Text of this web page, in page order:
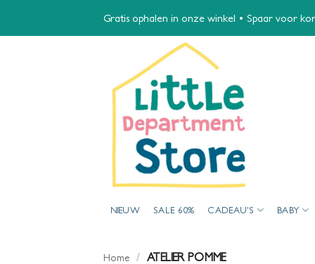
Gratis ophalen in onze winkel • Spaar voor
NIEUW SALE 60% CADEAU’S BABY
Home / ATELIER POMME